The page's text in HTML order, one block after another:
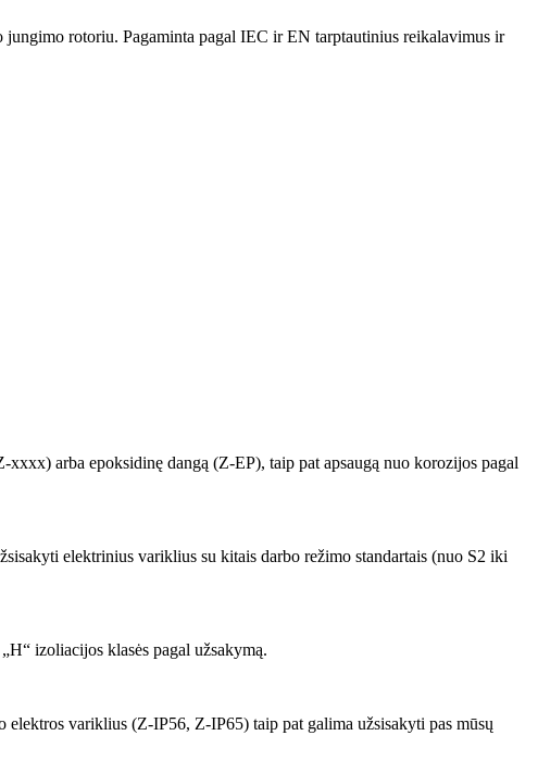
rotoriu. Pagaminta pagal IEC ir EN tarptautinius reikalavimus ir
arba epoksidinę dangą (Z-EP), taip pat apsaugą nuo korozijos pagal
elektrinius variklius su kitais darbo režimo standartais (nuo S2 iki
izoliacijos klasės pagal užsakymą.
variklius (Z-IP56, Z-IP65) taip pat galima užsisakyti pas mūsų